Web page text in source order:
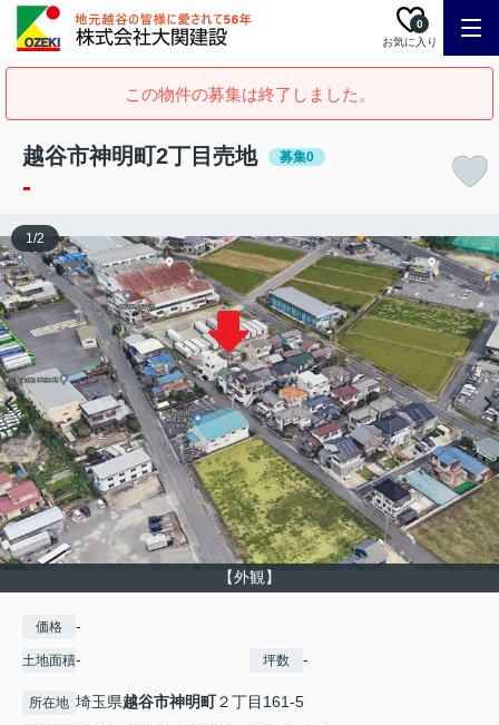
お気に入り
0
この物件の募集は終了しました。
越谷市神明町2丁目売地 募集0
-
【外観】
1/2
価格 -
土地面積- 坪数 -
所在地 埼玉県越谷市神明町２丁目161-5